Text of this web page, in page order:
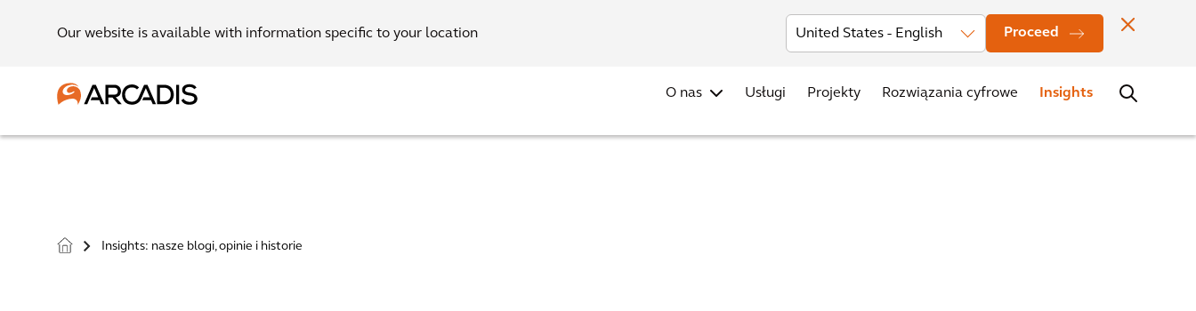
Our website is available with information specific to your location Proceed
Aktualności Nasze lokalizacje Zostań Arkadianem
O nas Usługi Projekty Rozwiązania cyfrowe Insights
> Insights: nasze blogi, opinie i historie